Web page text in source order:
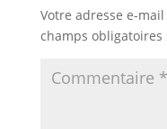
Votre adresse e-
champs